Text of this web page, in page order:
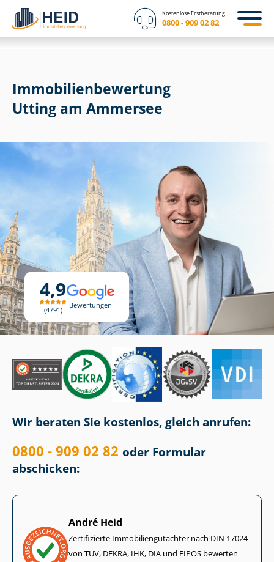
Kostenlose Erstberatung
0800 - 909 02 82
4,9
4791
Bewertungen
Immobilien­bewertung
Utting am Ammersee
Wir beraten Sie kostenlos, gleich anrufen:
0800 - 909 02 82 oder Formular
abschicken:
André Heid
Zertifizierte Im­mo­bi­li­en­gut­ach­ter nach DIN 17024
von TÜV, DEKRA, IHK, DIA und EIPOS bewerten